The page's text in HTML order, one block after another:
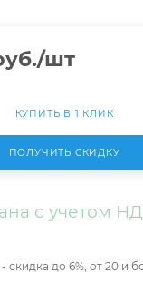
/шт
КУПИТЬ В 1 КЛИК
ПОЛУЧИТЬ СКИДКУ
с учетом
скидка до 6%, от 20 и